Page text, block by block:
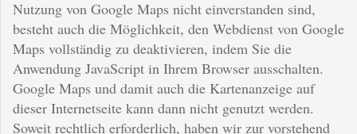
Nutzung von Google Maps nicht einverstanden sind,
besteht auch die Möglichkeit, den Webdienst von Google
Maps vollständig zu deaktivieren, indem Sie die
Anwendung JavaScript in Ihrem Browser ausschalten.
Google Maps und damit auch die Kartenanzeige auf
dieser Internetseite kann dann nicht genutzt werden.
Soweit rechtlich erforderlich, haben wir zur vorstehend